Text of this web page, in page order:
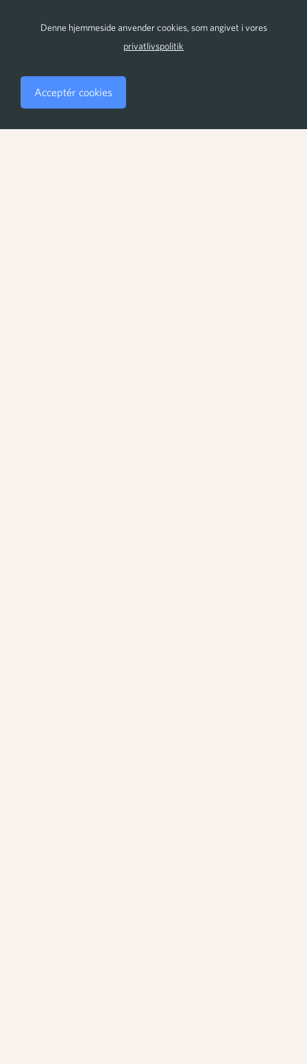
Denne hjemmeside anvender cookies, som angivet i vores
privatlivspolitik
Acceptér cookies